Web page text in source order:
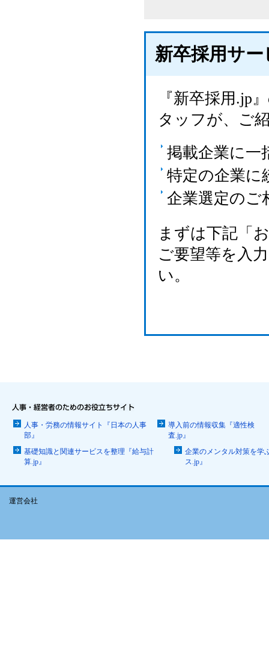
新卒採用サ
『新卒採用.jp
タッフが、ご
掲載企業に一
特定の企業に
企業選定のご
まずは下記「
ご要望等を入
い。
人事・労務の情報サイト『日本の人事
部』
導入前の情報収集『適性検
査.jp』
基礎知識と関連サービスを整理『給与計
算.jp』
企業のメンタル対策を学
ス.jp』
運営会社